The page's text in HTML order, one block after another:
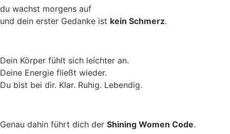
du wachst morgens auf
und dein erster Gedanke ist kein Schmerz.
Dein Körper fühlt sich leichter an.
Deine Energie fließt wieder.
Du bist bei dir. Klar. Ruhig. Lebendig.
Genau dahin führt dich der Shining Women Code.